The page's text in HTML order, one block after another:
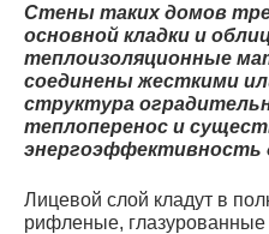
Стены таких домов
основной кладки и
теплоизоляционные
соединены жесткими
структура
теплоперенос и
энергоэффективность
Лицевой слой кладут в
рифленые, глазурованные